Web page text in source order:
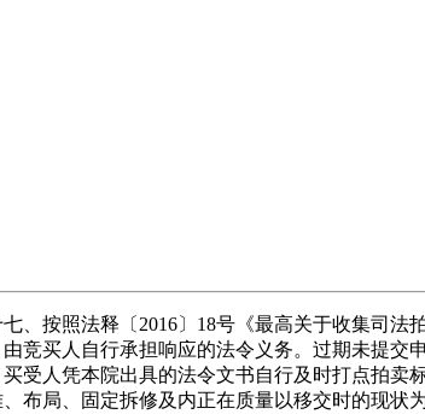
按照法释〔2016〕18号《最高关于收集司法
竞买人自行承担响应的法令义务。过期未提交
受人凭本院出具的法令文书自行及时打点拍卖
布局、固定拆修及内正在质量以移交时的现状